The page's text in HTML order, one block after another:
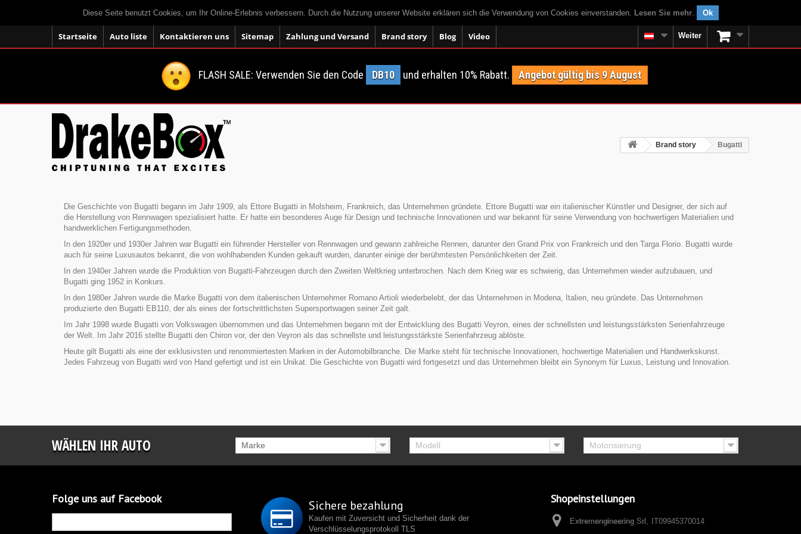
Diese Seite benutzt Cookies, um Ihr Online-Erlebnis verbessern. Durch die Nutzung unserer Website erklären sich die Verwendung von Cookies einverstanden. Lesen Sie mehr. Ok
Startseite Auto liste Kontaktieren uns Sitemap Zahlung und Versand Brand story Blog Video Weiter
FLASH SALE: Verwenden Sie den Code DB10 und erhalten 10% Rabatt. Angebot gültig bis 9 August
Brand story Bugatti
Die Geschichte von Bugatti begann im Jahr 1909, als Ettore Bugatti in Molsheim, Frankreich, das Unternehmen gründete. Ettore Bugatti war ein italienischer Künstler und Designer, der sich auf
die Herstellung von Rennwagen spezialisiert hatte. Er hatte ein besonderes Auge für Design und technische Innovationen und war bekannt für seine Verwendung von hochwertigen Materialien und
handwerklichen Fertigungsmethoden.
In den 1920er und 1930er Jahren war Bugatti ein führender Hersteller von Rennwagen und gewann zahlreiche Rennen, darunter den Grand Prix von Frankreich und den Targa Florio. Bugatti wurde
auch für seine Luxusautos bekannt, die von wohlhabenden Kunden gekauft wurden, darunter einige der berühmtesten Persönlichkeiten der Zeit.
In den 1940er Jahren wurde die Produktion von Bugatti-Fahrzeugen durch den Zweiten Weltkrieg unterbrochen. Nach dem Krieg war es schwierig, das Unternehmen wieder aufzubauen, und
Bugatti ging 1952 in Konkurs.
In den 1980er Jahren wurde die Marke Bugatti von dem italienischen Unternehmer Romano Artioli wiederbelebt, der das Unternehmen in Modena, Italien, neu gründete. Das Unternehmen
produzierte den Bugatti EB110, der als eines der fortschrittlichsten Supersportwagen seiner Zeit galt.
Im Jahr 1998 wurde Bugatti von Volkswagen übernommen und das Unternehmen begann mit der Entwicklung des Bugatti Veyron, eines der schnellsten und leistungsstärksten Serienfahrzeuge
der Welt. Im Jahr 2016 stellte Bugatti den Chiron vor, der den Veyron als das schnellste und leistungsstärkste Serienfahrzeug ablöste.
Heute gilt Bugatti als eine der exklusivsten und renommiertesten Marken in der Automobilbranche. Die Marke steht für technische Innovationen, hochwertige Materialien und Handwerkskunst.
Jedes Fahrzeug von Bugatti wird von Hand gefertigt und ist ein Unikat. Die Geschichte von Bugatti wird fortgesetzt und das Unternehmen bleibt ein Synonym für Luxus, Leistung und Innovation.
WÄHLEN IHR AUTO Marke Modell Motorisierung
Folge uns auf Facebook Sichere bezahlung
Kaufen mit Zuversicht und Sicherheit dank der
Verschlüsselungsprotokoll TLS
Shopeinstellungen
IT09945370014